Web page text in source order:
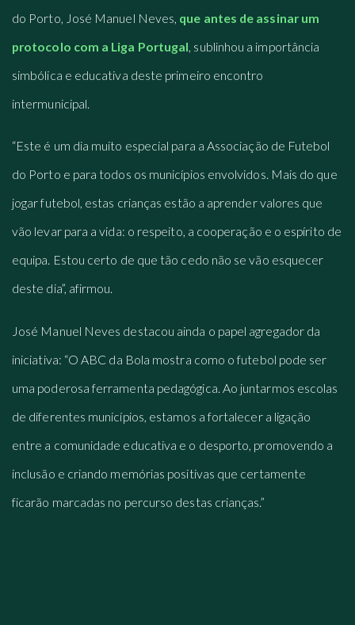
do Porto, José Manuel Neves, que antes de assinar um
protocolo com a Liga Portugal , sublinhou a importância
simbólica e educativa deste primeiro encontro
intermunicipal.
“Este é um dia muito especial para a Associação de Futebol
do Porto e para todos os municípios envolvidos. Mais do que
jogar futebol, estas crianças estão a aprender valores que
vão levar para a vida: o respeito, a cooperação e o espírito de
equipa. Estou certo de que tão cedo não se vão esquecer
deste dia”, afirmou.
José Manuel Neves destacou ainda o papel agregador da
iniciativa: “O ABC da Bola mostra como o futebol pode ser
uma poderosa ferramenta pedagógica. Ao juntarmos escolas
de diferentes municípios, estamos a fortalecer a ligação
entre a comunidade educativa e o desporto, promovendo a
inclusão e criando memórias positivas que certamente
ficarão marcadas no percurso destas crianças.”